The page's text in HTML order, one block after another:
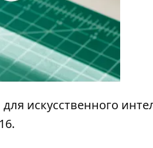
искусственного